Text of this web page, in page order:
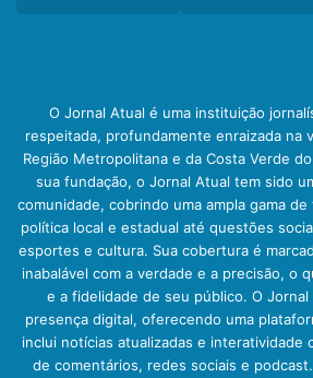
O Jornal Atual é uma instituição
respeitada, profundamente enraizada na
Região Metropolitana e da Costa Verde
sua fundação, o Jornal Atual tem sido
comunidade, cobrindo uma ampla gama
política local e estadual até questões
esportes e cultura. Sua cobertura é
inabalável com a verdade e a precisão, o
e a fidelidade de seu público. O
presença digital, oferecendo uma
inclui notícias atualizadas e interatividade
de comentários, redes sociais e